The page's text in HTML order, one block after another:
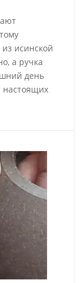
исинской
а ручка
день
настоящих